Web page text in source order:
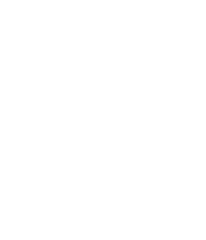
© 2026 DOMINO